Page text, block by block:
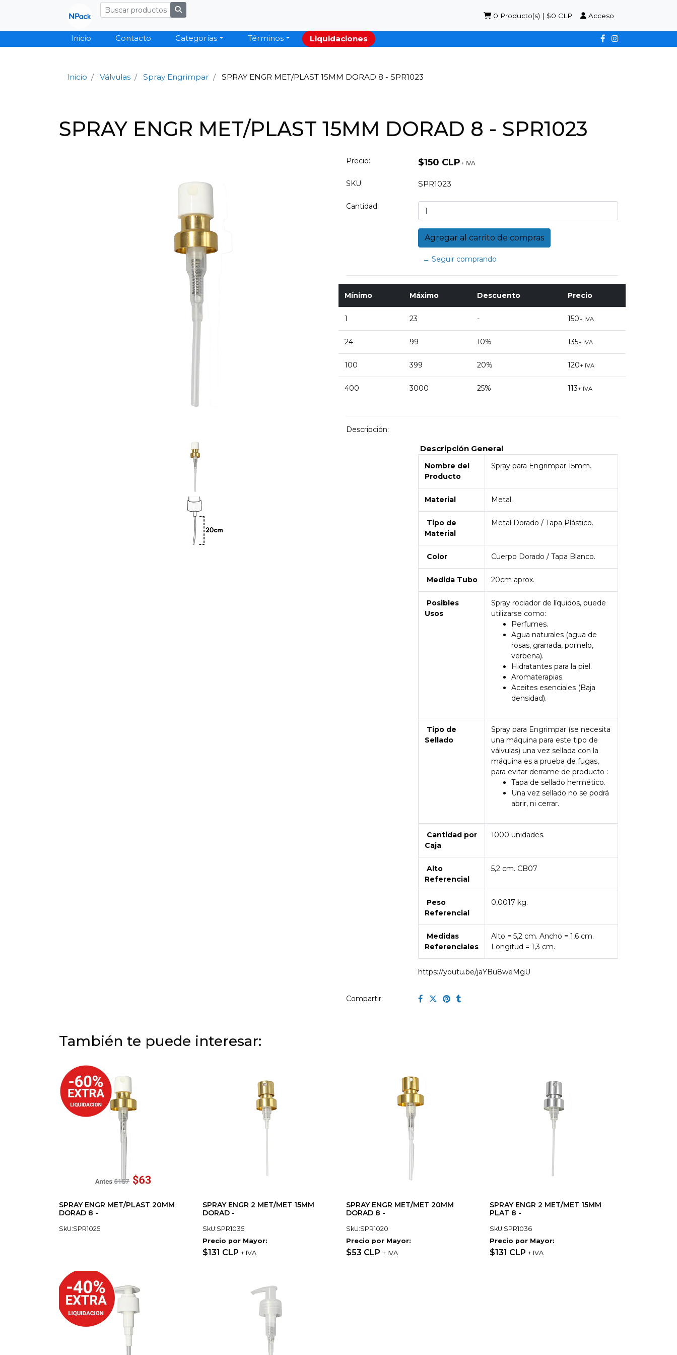
0 Producto(s) | $0 CLP Acceso
Inicio Contacto Categorías Términos Liquidaciones
Inicio Válvulas Spray Engrimpar SPRAY ENGR MET/PLAST 15MM DORAD 8 - SPR1023
SPRAY ENGR MET/PLAST 15MM DORAD 8 - SPR1023
Precio: $150 CLP+ IVA
SKU: SPR1023
Cantidad:
← Seguir comprando
Mínimo Máximo Descuento Precio
1 23 - 150+ IVA
24 99 10% 135+ IVA
100 399 20% 120+ IVA
400 3000 25% 113+ IVA
Descripción:
Descripción General
Nombre del
Producto
Spray para Engrimpar 15mm.
Material Metal.
Tipo de
Material
Metal Dorado / Tapa Plástico.
Color Cuerpo Dorado / Tapa Blanco.
Medida Tubo 20cm aprox.
Posibles
Usos
Spray rociador de líquidos, puede
utilizarse como:
Perfumes.
Agua naturales (agua de
rosas, granada, pomelo,
verbena).
Hidratantes para la piel.
Aromaterapias.
Aceites esenciales (Baja
densidad).
Tipo de
Sellado
Spray para Engrimpar (se necesita
una máquina para este tipo de
válvulas) una vez sellada con la
máquina es a prueba de fugas,
para evitar derrame de producto :
Tapa de sellado hermético.
Una vez sellado no se podrá
abrir, ni cerrar.
Cantidad por
Caja
1000 unidades.
Alto
Referencial
5,2 cm. CB07
Peso
Referencial
0,0017 kg.
Medidas
Referenciales
Alto = 5,2 cm. Ancho = 1,6 cm.
Longitud = 1,3 cm.
https://youtu.be/jaYBu8weMgU
Compartir:
También te puede interesar:
SPRAY ENGR MET/PLAST 20MM
DORAD 8 -
SkU:SPR1025
SPRAY ENGR 2 MET/MET 15MM
DORAD -
SkU:SPR1035
Precio por Mayor:
$131 CLP + IVA
SPRAY ENGR MET/MET 20MM
DORAD 8 -
SkU:SPR1020
Precio por Mayor:
$53 CLP + IVA
SPRAY ENGR 2 MET/MET 15MM
PLAT 8 -
SkU:SPR1036
Precio por Mayor:
$131 CLP + IVA